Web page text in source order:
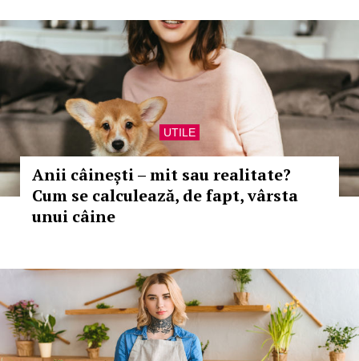
UTILE
Anii câinești – mit sau realitate?
Cum se calculează, de fapt, vârsta
unui câine